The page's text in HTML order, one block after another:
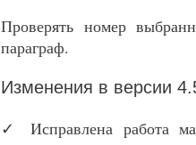
Проверять номер
параграф.
Изменения в версии
✓ Исправлена работа